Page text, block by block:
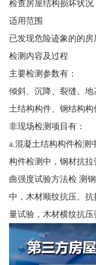
检查房屋结构损坏状况
适用范围
已发现危险迹象的的房
检测内容及过程
主要检测参数有：
倾斜、沉降、裂缝、
土结构构件、钢结构构
非现场检测项目有：
a.混凝土结构构件检测
构件检测中，钢材抗
曲强度试验方法检 测
中，木材顺纹抗压、
量试验，木材横纹抗压